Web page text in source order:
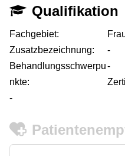
Qualifikation
Fachgebiet:
Zusatzbezeichnung:
-
Behandlungsschwerpu
nkte:
-
-